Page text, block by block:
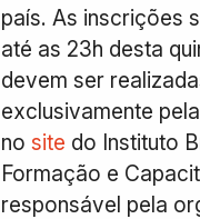
país. As inscrições
até as 23h desta
devem ser
exclusivamente
no site do Instituto
Formação e
responsável pela